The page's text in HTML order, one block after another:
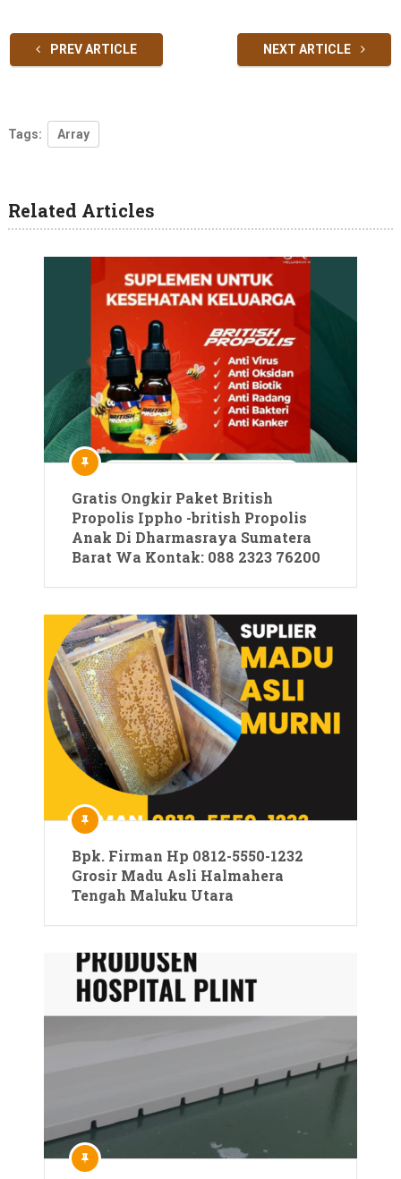
PREV ARTICLE NEXT ARTICLE
Tags: Array
Related Articles
Gratis Ongkir Paket British
Propolis Ippho -british Propolis
Anak Di Dharmasraya Sumatera
Barat Wa Kontak: 088 2323 76200
Bpk. Firman Hp 0812-5550-1232
Grosir Madu Asli Halmahera
Tengah Maluku Utara